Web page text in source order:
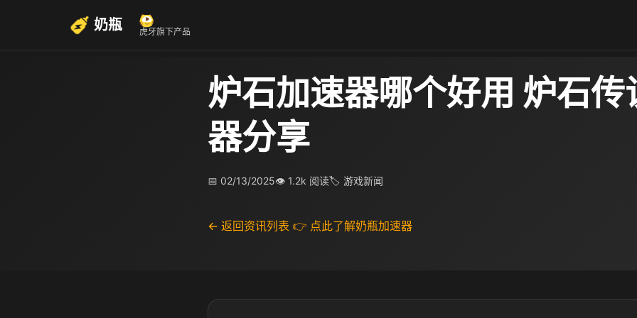
奶瓶 虎牙旗下产品
炉石加速器哪个好用 炉石传
器分享
📅 02/13/2025👁 1.2k 阅读🏷 游戏新闻
← 返回资讯列表 👉 点此了解奶瓶加速器